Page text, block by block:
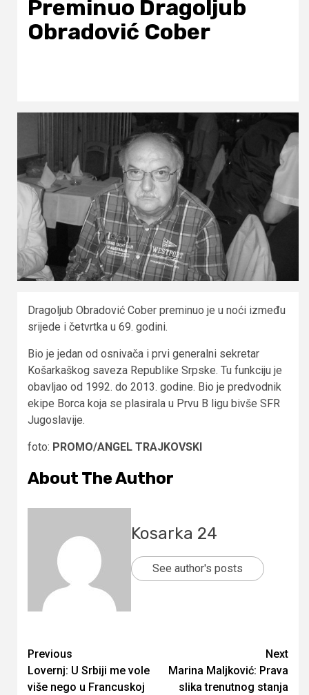
Preminuo Dragoljub
Obradović Cober
Dragoljub Obradović Cober preminuo je u noći između
srijede i četvrtka u 69. godini.
Bio je jedan od osnivača i prvi generalni sekretar
Košarkaškog saveza Republike Srpske. Tu funkciju je
obavljao od 1992. do 2013. godine. Bio je predvodnik
ekipe Borca koja se plasirala u Prvu B ligu bivše SFR
Jugoslavije.
foto: PROMO/ANGEL TRAJKOVSKI
About The Author
Kosarka 24
See author's posts
Continue
Reading
Previous
Lovernj: U Srbiji me vole
više nego u Francuskoj
Next
Marina Maljković: Prava
slika trenutnog stanja